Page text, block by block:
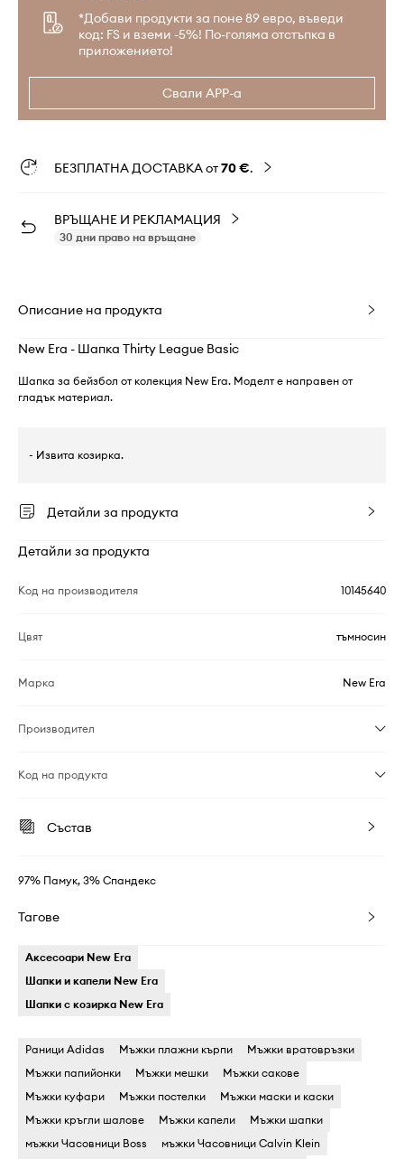
*Добави продукти за поне 89 евро, въведи
код: FS и вземи -5%! По-голяма отстъпка в
приложението!
Свали APP-а
БЕЗПЛАТНА ДОСТАВКА от70 €.
ВРЪЩАНЕ И РЕКЛАМАЦИЯ
30 дни право на връщане
Описание на продукта
New Era - Шапка Thirty League Basic
Шапка за бейзбол от колекция New Era. Моделт е направен от
гладък материал.
- Извита козирка.
Детайли за продукта
Детайли за продукта
Код на производителя 10145640
Цвят тъмносин
Марка New Era
Производител
Код на продукта
Състав
97% Памук, 3% Спандекс
Тагове
Аксесоари New Era
Шапки и капели New Era
Шапки с козирка New Era
Раници Adidas Мъжки плажни кърпи
Мъжки вратовръзки
Мъжки папийонки
Мъжки мешки
Мъжки сакове
Мъжки куфари
Мъжки постелки
Мъжки маски и каски
Мъжки кръгли шалове
Мъжки капели
Мъжки шапки
мъжки Часовници Boss
мъжки Часовници Calvin Klein